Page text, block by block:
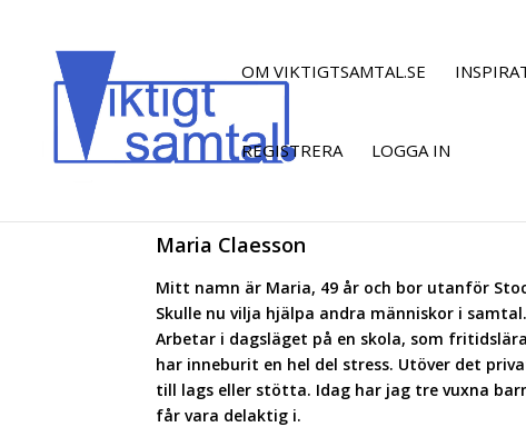
OM VIKTIGTSAMTAL.SE
REGISTRERA LOGGA IN
Maria Claesson
Mitt namn är Maria, 49 år och bor utanför
Skulle nu vilja hjälpa andra människor i samtal.
Arbetar i dagsläget på en skola, som
har inneburit en hel del stress. Utöver det
till lags eller stötta. Idag har jag tre vuxna
får vara delaktig i.